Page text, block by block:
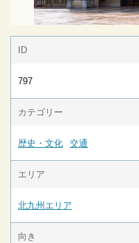
ID
797
カテゴリー
歴史・文化 交通
エリア
北九州エリア
向き